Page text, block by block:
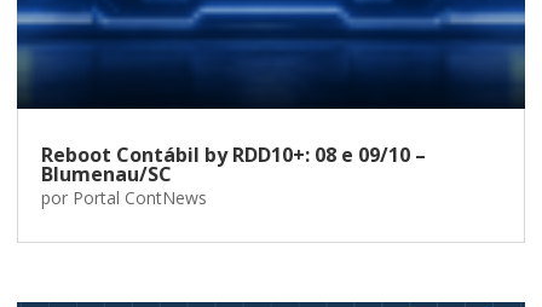
Reboot Contábil by RDD10+: 08 e 09/10 –
Blumenau/SC
por Portal ContNews